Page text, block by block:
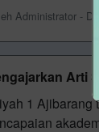
Administrator -
Arti
1